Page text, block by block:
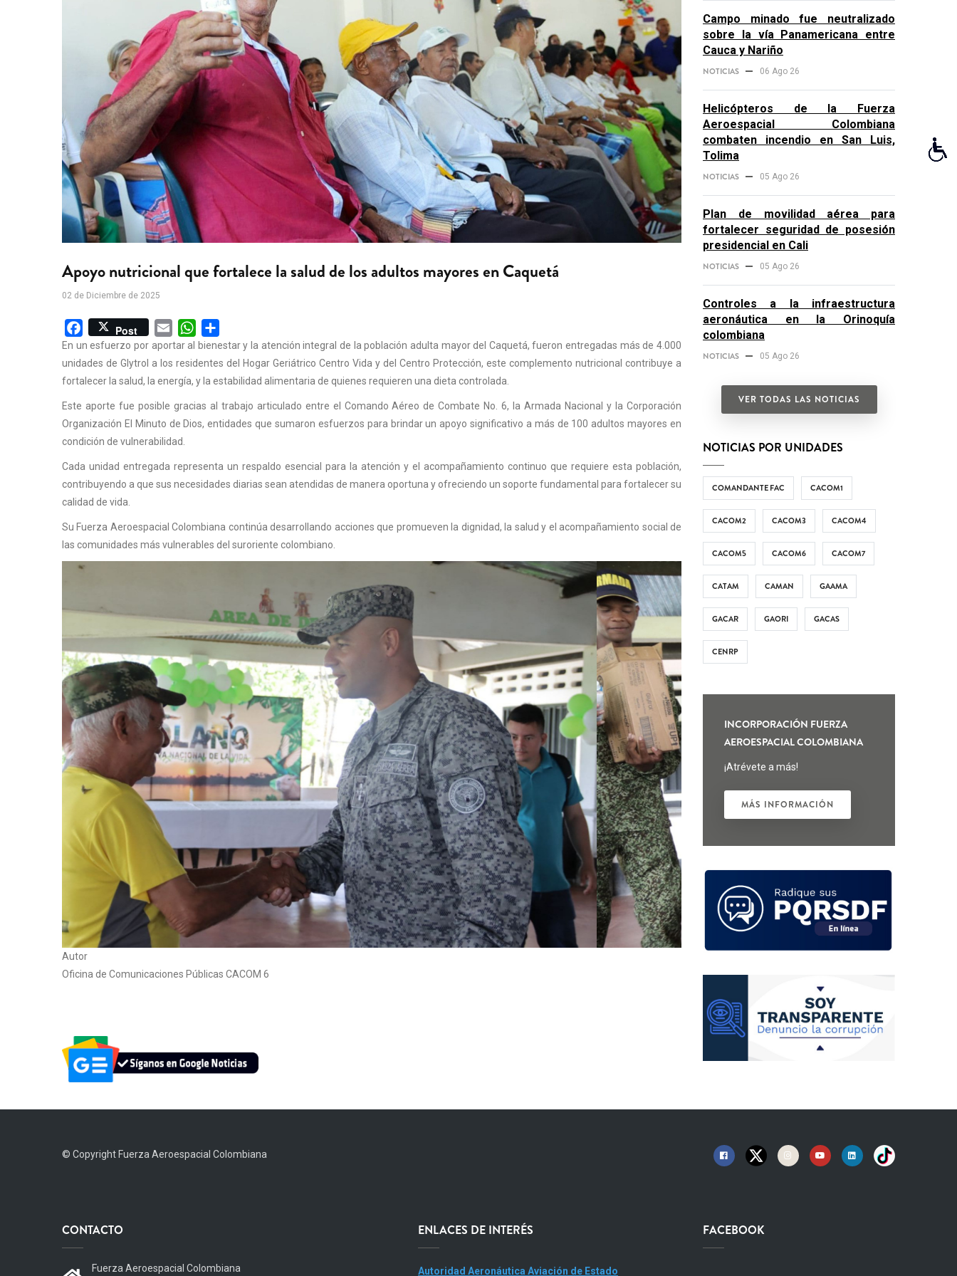
Apoyo nutricional que fortalece la salud de los adultos mayores en Caquetá
02 de Diciembre de 2025
Facebook
Post Email WhatsApp
En un esfuerzo por aportar al bienestar y la atención integral de la población adulta mayor del Caquetá, fueron entregadas más de 4.000
unidades de Glytrol a los residentes del Hogar Geriátrico Centro Vida y del Centro Protección, este complemento nutricional contribuye a
fortalecer la salud, la energía, y la estabilidad alimentaria de quienes requieren una dieta controlada.
Este aporte fue posible gracias al trabajo articulado entre el Comando Aéreo de Combate No. 6, la Armada Nacional y la Corporación
Organización El Minuto de Dios, entidades que sumaron esfuerzos para brindar un apoyo significativo a más de 100 adultos mayores en
condición de vulnerabilidad.
Cada unidad entregada representa un respaldo esencial para la atención y el acompañamiento continuo que requiere esta población,
contribuyendo a que sus necesidades diarias sean atendidas de manera oportuna y ofreciendo un soporte fundamental para fortalecer su
calidad de vida.
Su Fuerza Aeroespacial Colombiana continúa desarrollando acciones que promueven la dignidad, la salud y el acompañamiento social de
las comunidades más vulnerables del suroriente colombiano.
Autor
Oficina de Comunicaciones Públicas CACOM 6
Campo minado fue neutralizado
sobre la vía Panamericana entre
Cauca y Nariño
NOTICIAS 06 Ago 26
Helicópteros de la Fuerza
Aeroespacial Colombiana
combaten incendio en San Luis,
Tolima
NOTICIAS 05 Ago 26
Plan de movilidad aérea para
fortalecer seguridad de posesión
presidencial en Cali
NOTICIAS 05 Ago 26
Controles a la infraestructura
aeronáutica en la Orinoquía
colombiana
NOTICIAS 05 Ago 26
VER TODAS LAS NOTICIAS
NOTICIAS POR UNIDADES
COMANDANTE FAC CACOM1
CACOM2 CACOM3 CACOM4
CACOM5 CACOM6 CACOM7
CATAM CAMAN GAAMA
GACAR GAORI GACAS
CENRP
INCORPORACIÓN FUERZA
AEROESPACIAL COLOMBIANA
¡Atrévete a más!
MÁS INFORMACIÓN
© CopyrightFuerza Aeroespacial Colombiana
CONTACTO
Fuerza Aeroespacial Colombiana
ENLACES DE INTERÉS
Autoridad Aeronáutica Aviación de Estado
FACEBOOK